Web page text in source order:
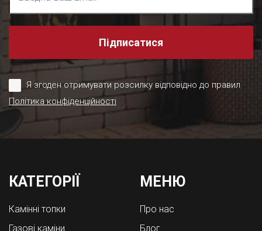
Підписатися
Я згоден отримувати розсилку відповідно до правил
Політика конфіденційності
КАТЕГОРІЇ
Камінні топки
Газові каміни
МЕНЮ
Про нас
Блог